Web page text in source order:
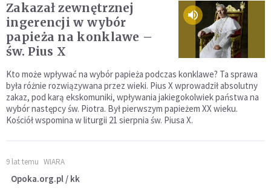
Zakazał zewnętrznej
ingerencji w wybór
papieża na konklawe –
św. Pius X
Kto może wpływać na wybór papieża podczas konklawe? Ta sprawa
była różnie rozwiązywana przez wieki. Pius X wprowadził absolutny
zakaz, pod karą ekskomuniki, wpływania jakiegokolwiek państwa na
wybór następcy św. Piotra. Był pierwszym papieżem XX wieku.
Kościół wspomina w liturgii 21 sierpnia św. Piusa X.
9 lat temu WIARA
Opoka.org.pl / kk